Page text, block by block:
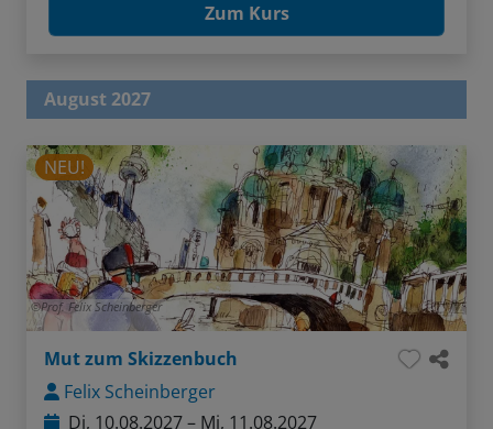
Zum Kurs
August 2027
Prof. Felix Scheinberger
NEU!
Mut zum Skizzenbuch
Felix Scheinberger
Di, 10.08.2027 – Mi, 11.08.2027